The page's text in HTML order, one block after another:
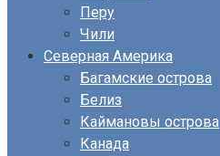
Перу
Чили
Северная Америка
Багамские острова
Белиз
Каймановы острова
Канада